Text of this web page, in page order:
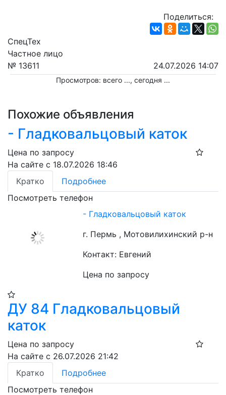
Поделиться:
СпецТех
Частное лицо
№ 13611
24.07.2026 14:07
Просмотров: всего ..., сегодня ...
Похожие объявления
- Гладковальцовый каток
Цена по запросу
На сайте с 18.07.2026 18:46
Кратко
Подробнее
Посмотреть телефон
- Гладковальцовый каток
г. Пермь , Мотовилихинский р-н
Контакт: Евгений
Цена по запросу
ДУ 84 Гладковальцовый
каток
Цена по запросу
На сайте с 26.07.2026 21:42
Кратко
Подробнее
Посмотреть телефон